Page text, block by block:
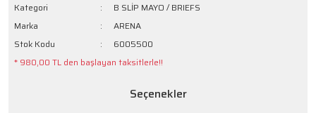
Kategori
B SLİP MAYO / BRIEFS
Marka
ARENA
Stok Kodu
6005500
* 980,00 TL den başlayan taksitlerle!!
Seçenekler